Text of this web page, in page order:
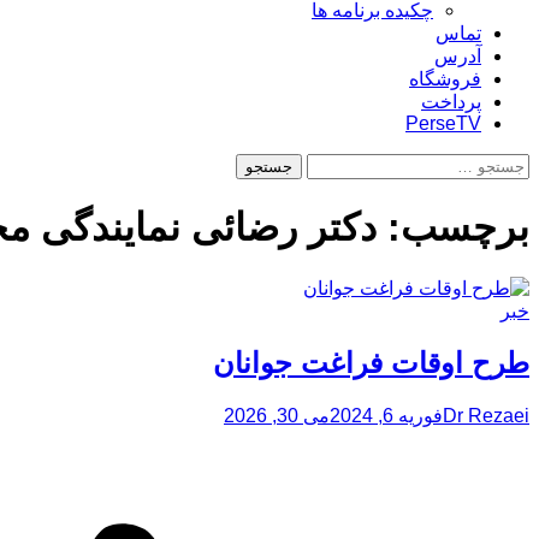
چکیده برنامه ها
تماس
آدرس
فروشگاه
پرداخت
PerseTV
جستجو
برچسب: دکتر رضائی نمایندگی
خبر
طرح اوقات فراغت جوانان
Dr Rezaeiفوریه 6, 2024 می 30, 2026